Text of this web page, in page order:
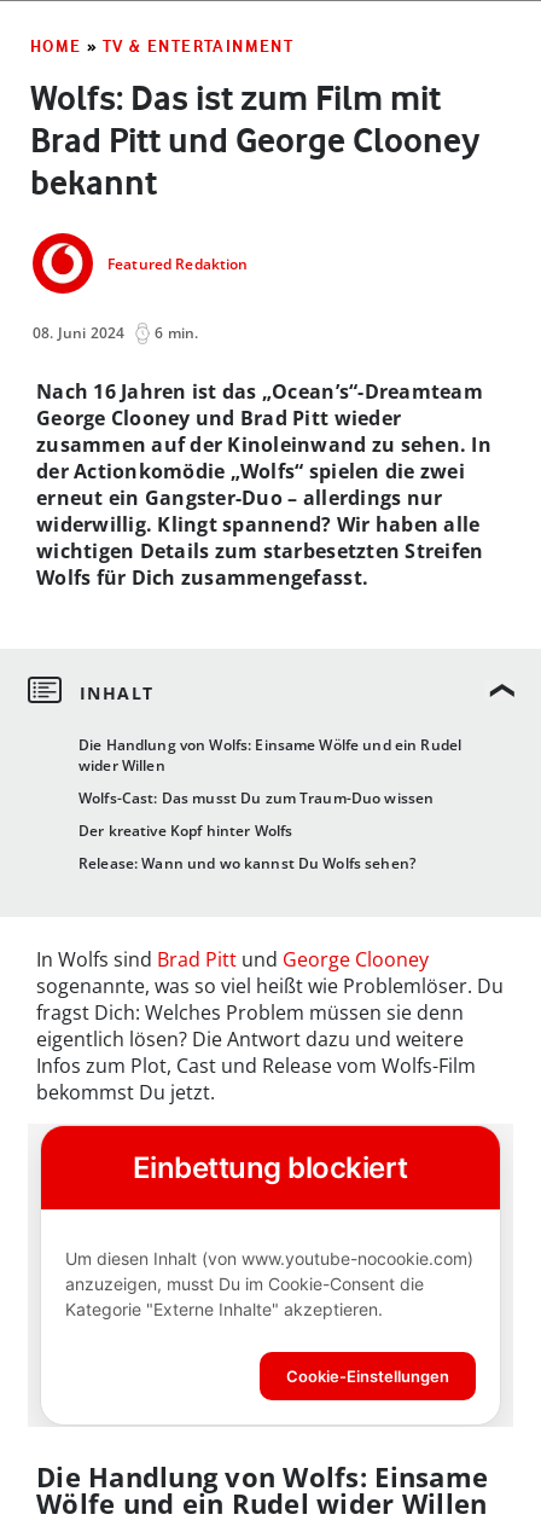
HOME » TV & ENTERTAINMENT
Wolfs: Das ist zum Film mit
Brad Pitt und George Clooney
bekannt
Featured Redaktion
08. Juni 2024 6 min.
Die Handlung von Wolfs: Einsame Wölfe und ein Rudel
wider Willen
Wolfs-Cast: Das musst Du zum Traum-Duo wissen
Der kreative Kopf hinter Wolfs
Release: Wann und wo kannst Du Wolfs sehen?
Nach 16 Jahren ist das „Ocean’s“-Dreamteam
George Clooney und Brad Pitt wieder
zusammen auf der Kinoleinwand zu sehen. In
der Actionkomödie „Wolfs“ spielen die zwei
erneut ein Gangster-Duo – allerdings nur
widerwillig. Klingt spannend? Wir haben alle
wichtigen Details zum starbesetzten Streifen
Wolfs für Dich zusammengefasst.
In Wolfs sind Brad Pitt und George Clooney
sogenannte, was so viel heißt wie Problemlöser. Du
fragst Dich: Welches Problem müssen sie denn
eigentlich lösen? Die Antwort dazu und weitere
Infos zum Plot, Cast und Release vom Wolfs-Film
bekommst Du jetzt.
Die Handlung von Wolfs: Einsame
Wölfe und ein Rudel wider Willen